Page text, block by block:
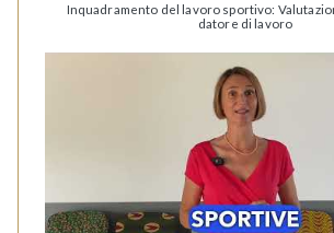
Inquadramento del lavoro sportivo:
datore di lavoro